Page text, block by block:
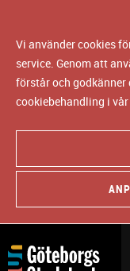
Vi använder cookies
service. Genom att
förstår och godkänner
cookiebehandling i vår